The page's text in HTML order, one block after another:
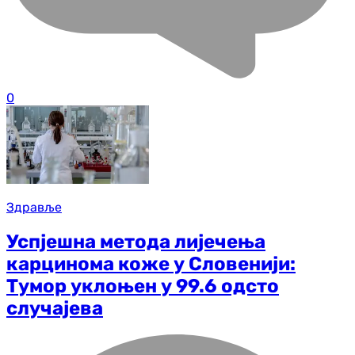
0
Здравље
Успјешна метода лијечења
карцинома коже у Словенији:
Тумор уклоњен у 99.6 одсто
случајева